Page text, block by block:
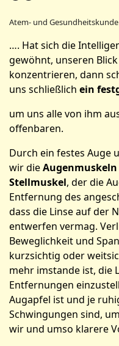
Atem- und
…. Hat sich die
gewöhnt, unseren
konzentrieren, dann
uns schließlich ein
um uns alle von ihm
offenbaren.
Durch ein festes Auge
wir dieAugenmuskeln
Stellmuskel, der die
Entfernung des
dass die Linse auf der
entwerfen vermag.
Beweglichkeit und
kurzsichtig oder
mehr imstande ist, die
Entfernungen
Augapfel ist und je
Schwingungen sind,
wir und umso klarere